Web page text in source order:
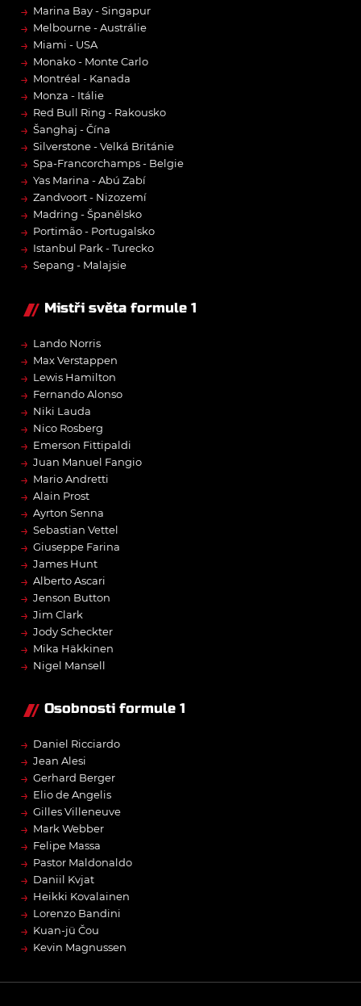
→ Marina Bay - Singapur
→ Melbourne - Austrálie
→ Miami - USA
→ Monako - Monte Carlo
→ Montréal - Kanada
→ Monza - Itálie
→ Red Bull Ring - Rakousko
→ Šanghaj - Čína
→ Silverstone - Velká Británie
→ Spa-Francorchamps - Belgie
→ Yas Marina - Abú Zabí
→ Zandvoort - Nizozemí
→ Madring - Španělsko
→ Portimão - Portugalsko
→ Istanbul Park - Turecko
→ Sepang - Malajsie
Mistři světa formule 1
→ Lando Norris
→ Max Verstappen
→ Lewis Hamilton
→ Fernando Alonso
→ Niki Lauda
→ Nico Rosberg
→ Emerson Fittipaldi
→ Juan Manuel Fangio
→ Mario Andretti
→ Alain Prost
→ Ayrton Senna
→ Sebastian Vettel
→ Giuseppe Farina
→ James Hunt
→ Alberto Ascari
→ Jenson Button
→ Jim Clark
→ Jody Scheckter
→ Mika Häkkinen
→ Nigel Mansell
Osobnosti formule 1
→ Daniel Ricciardo
→ Jean Alesi
→ Gerhard Berger
→ Elio de Angelis
→ Gilles Villeneuve
→ Mark Webber
→ Felipe Massa
→ Pastor Maldonaldo
→ Daniil Kvjat
→ Heikki Kovalainen
→ Lorenzo Bandini
→ Kuan-jü Čou
→ Kevin Magnussen